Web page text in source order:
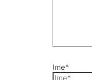
Ime*